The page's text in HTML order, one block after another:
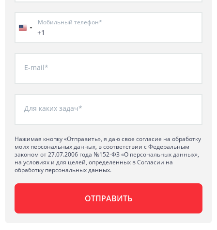
+1
Мобильный телефон*
E-mail*
Для каких задач*
Нажимая кнопку «Отправить», я даю свое согласие на обработку
моих персональных данных, в соответствии с Федеральным
законом от 27.07.2006 года №152-ФЗ «О персональных данных»,
на условиях и для целей, определенных в Согласии на
обработку персональных данных.